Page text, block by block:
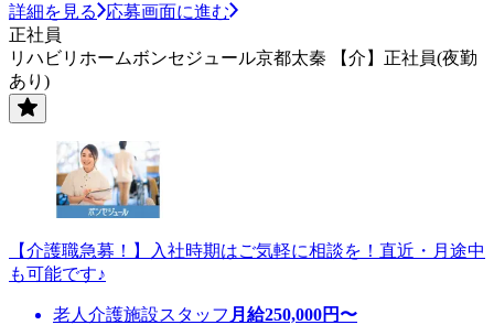
詳細を見る
応募画面に進む
正社員
リハビリホームボンセジュール京都太秦 【介】正社員(夜勤
あり)
【介護職急募！】入社時期はご気軽に相談を！直近・月途中
も可能です♪
老人介護施設スタッフ 月給250,000円〜